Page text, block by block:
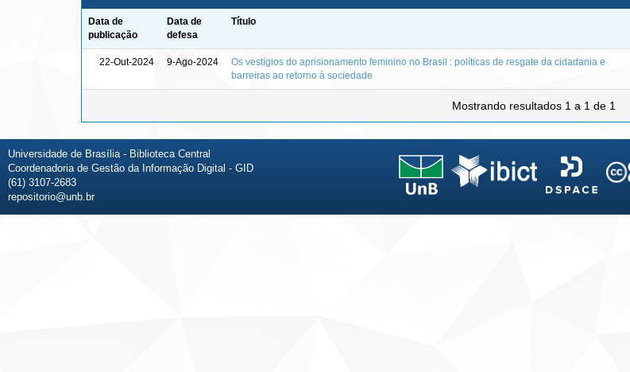
Data de
publicação
Data de
defesa
Título
22-Out-2024 9-Ago-2024
Os vestígios do aprisionamento feminino no Brasil : políticas de resgate da cidadania e
barreiras ao retorno à sociedade
Mostrando resultados 1 a 1 de 1
Universidade de Brasília - Biblioteca Central
Coordenadoria de Gestão da Informação Digital - GID
(61) 3107-2683
repositorio@unb.br